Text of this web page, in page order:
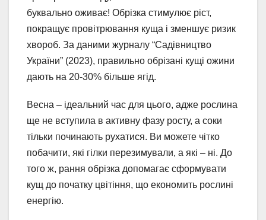
буквально оживає! Обрізка стимулює ріст,
покращує провітрювання куща і зменшує ризик
хвороб. За даними журналу “Садівництво
України” (2023), правильно обрізані кущі ожини
дають на 20-30% більше ягід.
Весна – ідеальний час для цього, адже рослина
ще не вступила в активну фазу росту, а соки
тільки починають рухатися. Ви можете чітко
побачити, які гілки перезимували, а які – ні. До
того ж, рання обрізка допомагає сформувати
кущ до початку цвітіння, що економить рослині
енергію.